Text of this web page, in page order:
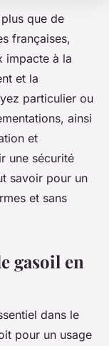
que de
françaises,
impacte à la
et la
particulier ou
ainsi
et
une sécurité
savoir pour un
et sans
gasoil en
dans le
pour un usage